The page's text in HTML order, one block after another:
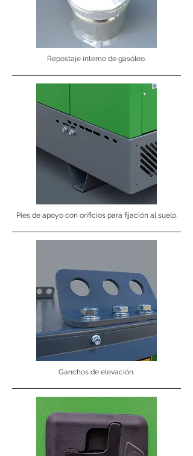
Repostaje interno de gasóleo.
Pies de apoyo con orificios para fijación al suelo.
Ganchos de elevación.